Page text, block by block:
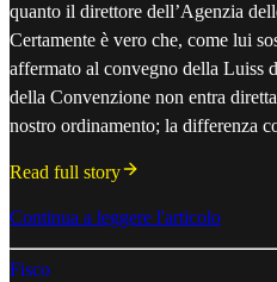
quanto il direttore dell’Agenzia
Certamente è vero che, come lui
affermato al convegno della Luiss
della Convenzione non entra
nostro ordinamento; la differenza
Read full story
Continua a leggere l'articolo
Fisco